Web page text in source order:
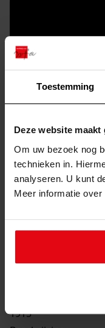
Toestemming
Deze website
Om uw bezoek nog
technieken in.
analyseren. U kunt
Meer informatie
duurzaam webadres
Inventaris
1915